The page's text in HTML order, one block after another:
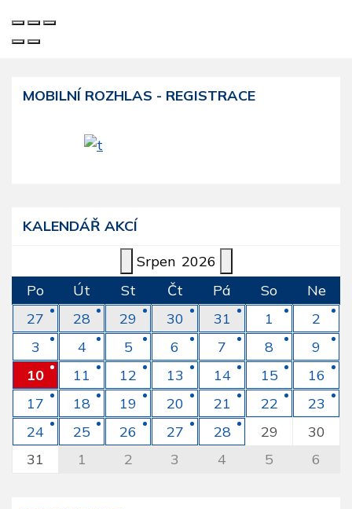
MOBILNÍ ROZHLAS - REGISTRACE
KALENDÁŘ AKCÍ
Srpen 2026
Po
Út St Čt Pá So
Ne
27
28 29 30 31 1
2
3
4 5 6 7 8
9
10
11 12 13 14 15
16
17
18 19 20 21 22
23
24
25 26 27 28 29
30
31
1 2 3 4 5 6